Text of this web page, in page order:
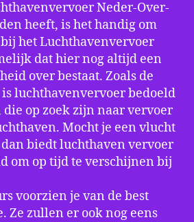
Neder-Over-
heeft, is het handig om
het Luchthavenvervoer
dat hier nog altijd een
over bestaat. Zoals de
luchthavenvervoer bedoeld
op zoek zijn naar vervoer
Mocht je een vlucht
biedt luchthaven vervoer
om op tijd te verschijnen bij
voorzien je van de best
Ze zullen er ook nog eens